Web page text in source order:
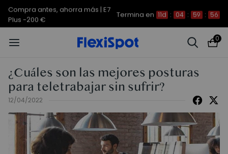
Compra antes, ahorra más | E7
Plus -200 €
Termina en 11d : 04 : 59 : 56
0
¿Cuáles son las mejores posturas
para teletrabajar sin sufrir?
12/04/2022